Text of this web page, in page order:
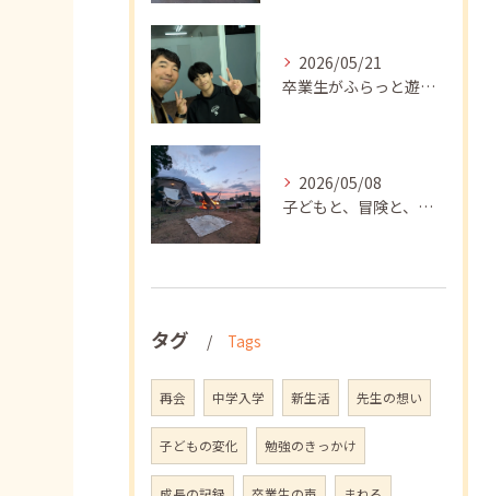
2026/05/21
卒業生がふらっと遊びに来てくれました
2026/05/08
子どもと、冒険と、学び
タグ Tags
再会 中学入学 新生活 先生の想い
子どもの変化 勉強のきっかけ